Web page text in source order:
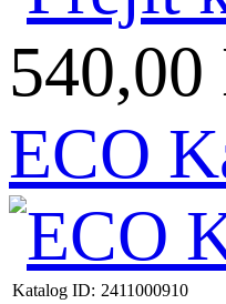
ECO
Katalog ID: 2411000910